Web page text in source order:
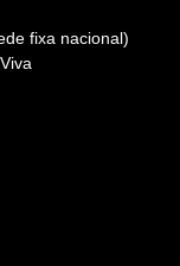
fixa nacional)